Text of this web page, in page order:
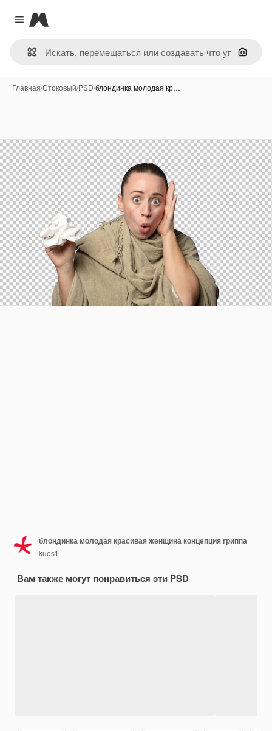
Close menu
Magnific
Поиск
Главная/Стоковый/PSD/блондинка молодая кр…
блондинка молодая красивая женщина концепция гриппа
kues1
Вам также могут понравиться эти PSD